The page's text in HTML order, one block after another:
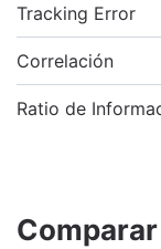
Tracking Error
Correlación
Ratio de